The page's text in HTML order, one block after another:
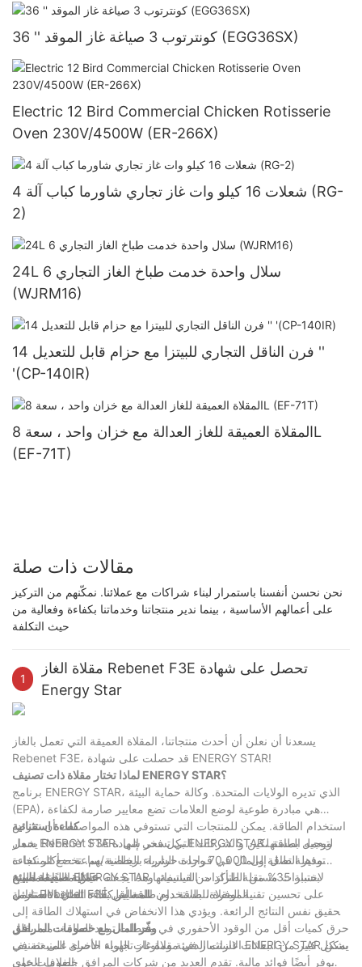
36 '' كونترتوب 3 صياغة غاز الموقد (EGG36SX)
Electric 12 Bird Commercial Chicken Rotisserie
Oven 230V/4500W (ER-266X)
4 شعلات 16 كيلو وات غاز تجاري شاورما كباب آلة (RG-
2)
24L 6 سلال واحدة خدمت طباخ الغاز التجاري
(WJRM16)
فرن الناقل التجاري للبيتزا مع حزام قابل للتعديل 14 ''
'(CP-140IR)
المقلاة العميقة للغاز العدالة مع خزان واحد ، سعة 8L
(EF-71T)
مقالات ذات صلة
نحن نحسن أنفسنا باستمرار لبناء شراكات مع عملائنا. نمكّنهم من التركيز
على أعمالهم الأساسية ، بينما ندير منتجاتنا وخدماتنا بكفاءة وفعالية من
حيث التكلفة
1
مقلاة الغاز Rebenet F3E تحصل على شهادة
Energy Star
يسعدنا أن نعلن أن أحدث منتجاتنا، المقلاة العميقة التي تعمل بالغاز
Rebenet F3E، قد حصلت على شهادة ENERGY STAR!
لماذا تختار مقلاة ذات تصنيف ENERGY STAR؟
برنامج ENERGY STAR، الذي تديره الولايات المتحدة. وكالة حماية البيئة
(EPA)، هي مبادرة طوعية لوضع العلامات تضع معايير صارمة لكفاءة
استخدام الطاقة. يمكن للمنتجات التي تستوفي هذه المواصفات أن تعرض
شعار ENERGY STAR، لتوجيه المستهلكين والشركات التي تسعى إلى
توفير الطاقة والمال في قرارات الشراء الخاصة بهم. تخضع المنتجات
المعتمدة من ENERGY STAR لاختبارات مستقلة للتأكد من استيفائها
لمعايير كفاءة الطاقة الصارمة.
كفاءة استثنائية
يحمل Rebenet F3E بكل فخر شهادة ENERGY STAR، ويعمل بطاقة
مذهلة تصل إلى 70,000 وحدة حرارية بريطانية/ساعة.—أكثر كفاءة
بنسبة 35% من الطرازات القياسية. وهذا يجعله خيارًا مثاليًا للمطابخ
الموفرة للطاقة دون المساس بأداء القلي الاستثنائي.
عملية صديقة للبيئة
تعمل Rebenet F3E على تحسين تقنية المقلاة، باستخدام طاقة أقل
لتحقيق نفس النتائج الرائعة. ويؤدي هذا الانخفاض في استهلاك الطاقة إلى
حرق كميات أقل من الوقود الأحفوري في محطات توليد الطاقة، مما يقلل
بشكل كبير من انبعاثات غازات الدفيئة وملوثات الهواء الأخرى المنبعثة في
الغلاف الجوي.
وفّر المال مع خصومات المرافق
الاستثمار في مقلاة غاز تجارية حاصلة على تصنيف ENERGY STAR يمكن
أن يوفر أيضًا فوائد مالية. تقدم العديد من شركات المرافق خصومات على